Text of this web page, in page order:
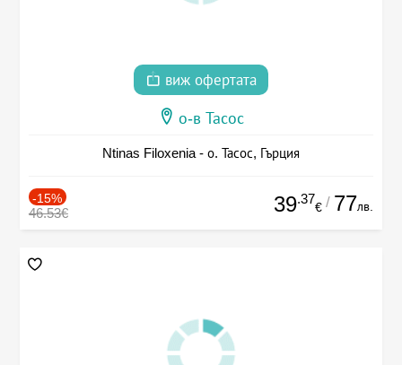
виж офертата
о-в Тасос
Ntinas Filoxenia - о. Тасос, Гърция
-15%
46.53€ 39.37
€ / 77лв.